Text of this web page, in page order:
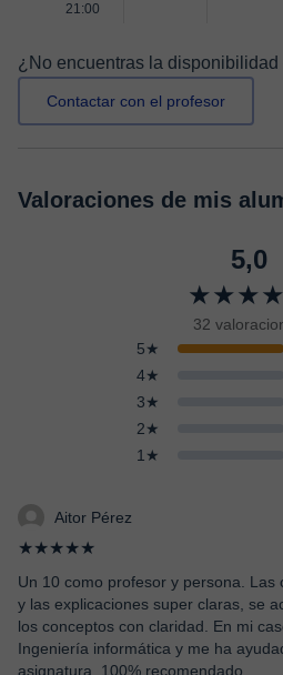
21:00
¿No encuentras la disponibilidad
Contactar con el profesor
Valoraciones de mis
5,0
32
5★
4★
3★
2★
1★
Aitor Pérez
★★★★★
Un 10 como profesor y persona. Las
y las explicaciones super claras, se
los conceptos con claridad. En mi
Ingeniería informática y me ha
asignatura. 100% recomendado.